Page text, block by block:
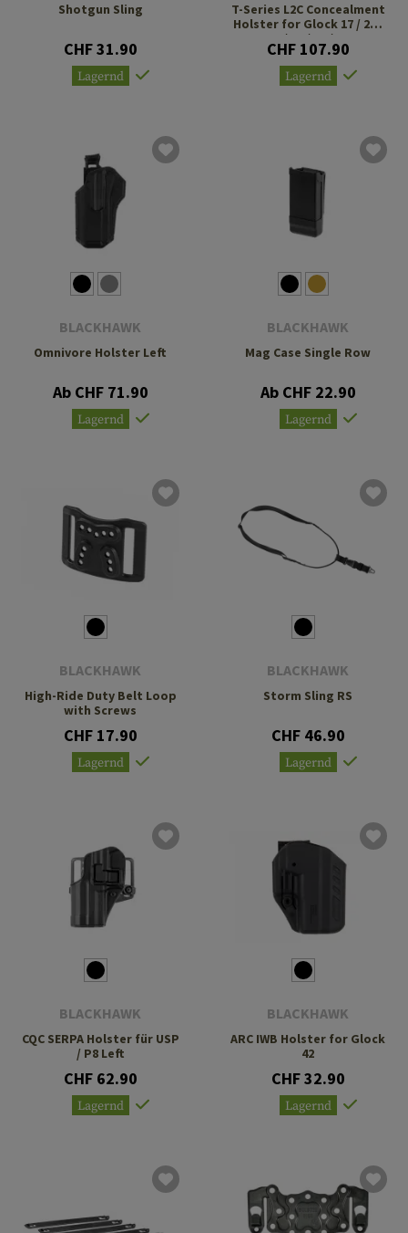
Shotgun Sling
CHF 31.90
Lagernd
T-Series L2C Concealment
Holster for Glock 17 / 22 /
31 / 35 / 41 / 47
CHF 107.90
Lagernd
BLACKHAWK
Omnivore Holster Left
Ab CHF 71.90
Lagernd
BLACKHAWK
Mag Case Single Row
Ab CHF 22.90
Lagernd
BLACKHAWK
High-Ride Duty Belt Loop
with Screws
CHF 17.90
Lagernd
BLACKHAWK
Storm Sling RS
CHF 46.90
Lagernd
BLACKHAWK
CQC SERPA Holster für USP
/ P8 Left
CHF 62.90
Lagernd
BLACKHAWK
ARC IWB Holster for Glock
42
CHF 32.90
Lagernd